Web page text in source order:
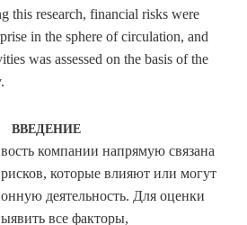
this research, financial risks were
in the sphere of circulation, and
was assessed on the basis of the
ВВЕДЕНИЕ
компании напрямую связана
которые влияют или могут
деятельность. Для оценки
все факторы,